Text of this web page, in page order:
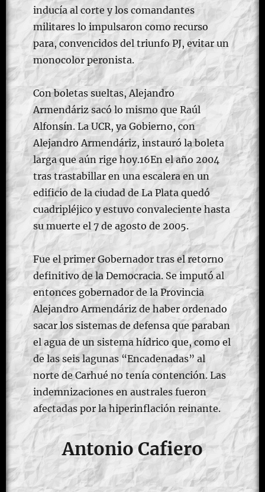
inducía al corte y los comandantes
militares lo impulsaron como recurso
para, convencidos del triunfo PJ, evitar un
monocolor peronista.
Con boletas sueltas, Alejandro
Armendáriz sacó lo mismo que Raúl
Alfonsín. La UCR, ya Gobierno, con
Alejandro Armendáriz, instauró la boleta
larga que aún rige hoy.16En el año 2004
tras trastabillar en una escalera en un
edificio de la ciudad de La Plata quedó
cuadripléjico y estuvo convaleciente hasta
su muerte el 7 de agosto de 2005.
Fue el primer Gobernador tras el retorno
definitivo de la Democracia. Se imputó al
entonces gobernador de la Provincia
Alejandro Armendáriz de haber ordenado
sacar los sistemas de defensa que paraban
el agua de un sistema hídrico que, como el
de las seis lagunas “Encadenadas” al
norte de Carhué no tenía contención. Las
indemnizaciones en australes fueron
afectadas por la hiperinflación reinante.
Antonio Cafiero